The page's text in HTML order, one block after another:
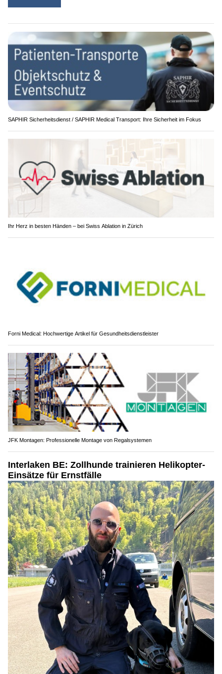
SAPHIR Sicherheitsdienst / SAPHIR Medical Transport: Ihre Sicherheit im Fokus
Ihr Herz in besten Händen – bei Swiss Ablation in Zürich
Forni Medical: Hochwertige Artikel für Gesundheitsdienstleister
JFK Montagen: Professionelle Montage von Regalsystemen
Interlaken BE: Zollhunde trainieren Helikopter-
Einsätze für Ernstfälle